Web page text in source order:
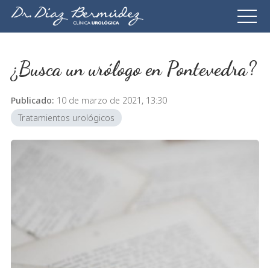
¿Busca un urólogo en Pontevedra?
Publicado: 10 de marzo de 2021, 13:30
Tratamientos urológicos